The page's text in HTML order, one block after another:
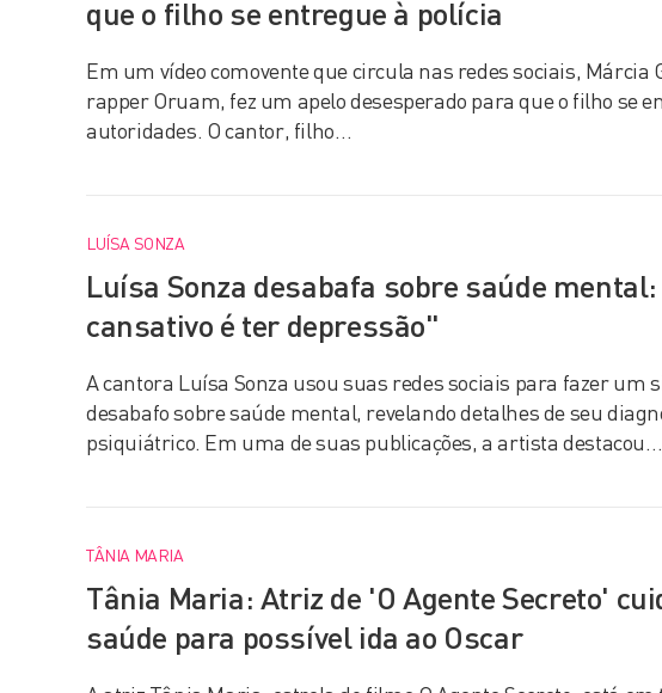
que o filho se entregue à polícia
Em um vídeo comovente que circula nas redes sociais, Márcia
rapper Oruam, fez um apelo desesperado para que o filho se
autoridades. O cantor, filho…
LUÍSA SONZA
Luísa Sonza desabafa sobre saúde
cansativo é ter depressão"
A cantora Luísa Sonza usou suas redes sociais para fazer um
desabafo sobre saúde mental, revelando detalhes de seu
psiquiátrico. Em uma de suas publicações, a artista destacou…
TÂNIA MARIA
Tânia Maria: Atriz de 'O Agente Secreto'
saúde para possível ida ao Oscar